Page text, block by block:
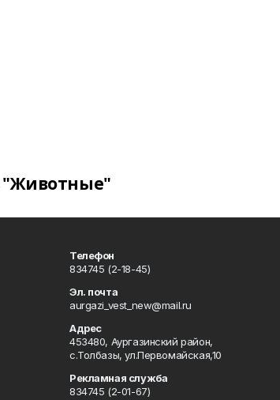
"Животные"
Телефон
834745 (2-18-45)
Эл. почта
aurgazi_vest_new@mail.ru
Адрес
453480, Аургазинский район,
с.Толбазы, ул.Первомайская,10
Рекламная служба
834745 (2-01-67)